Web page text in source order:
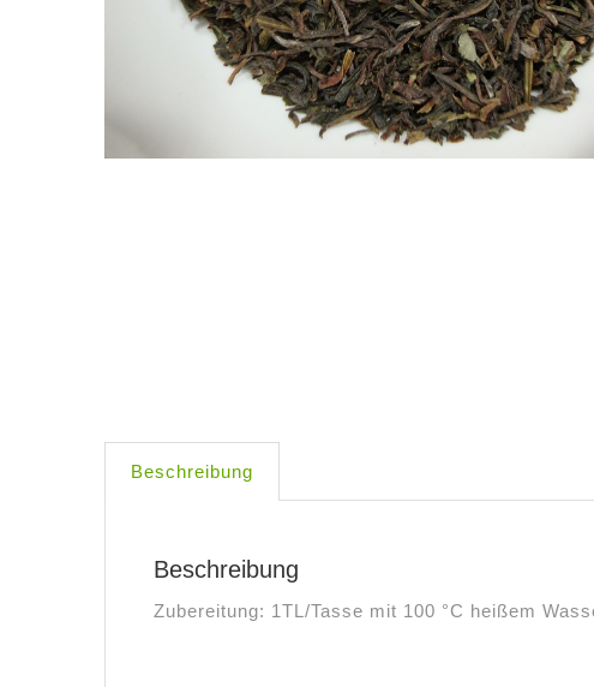
Beschreibung
Beschreibung
Zubereitung: 1TL/Tasse mit 100 °C heißem